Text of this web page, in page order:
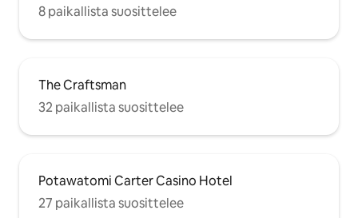
8 paikallista suosittelee
The Craftsman
32 paikallista suosittelee
Potawatomi Carter Casino Hotel
27 paikallista suosittelee